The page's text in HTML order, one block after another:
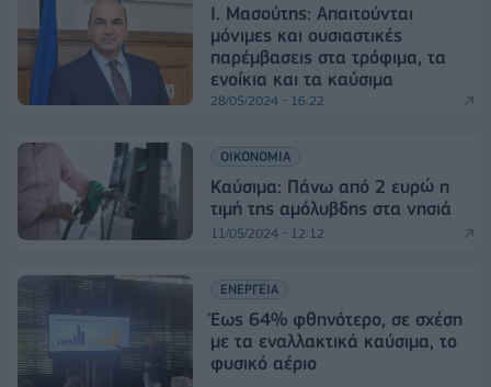
Ι. Μασούτης: Απαιτούνται
μόνιμες και ουσιαστικές
παρέμβασεις στα τρόφιμα, τα
ενοίκια και τα καύσιμα
28/05/2024 - 16:22
ΟΙΚΟΝΟΜΙΑ
Καύσιμα: Πάνω από 2 ευρώ η
τιμή της αμόλυβδης στα νησιά
11/05/2024 - 12:12
ΕΝΕΡΓΕΙΑ
Έως 64% φθηνότερο, σε σχέση
με τα εναλλακτικά καύσιμα, το
φυσικό αέριο